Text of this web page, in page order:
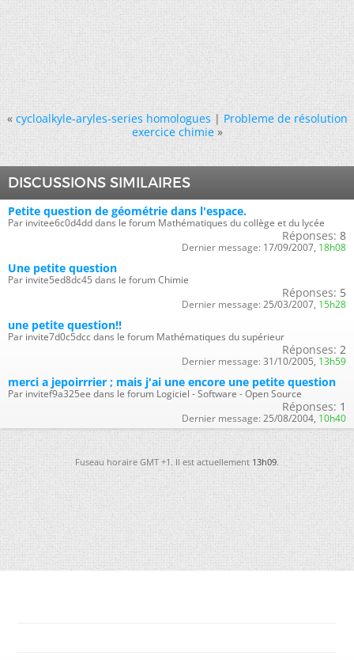
« cycloalkyle-aryles-series homologues|Probleme de résolution
exercice chimie »
DISCUSSIONS SIMILAIRES
Petite question de géométrie dans l'espace.
Par invitee6c0d4dd dans le forum Mathématiques du collège et du lycée
Réponses: 8
Dernier message: 17/09/2007, 18h08
Une petite question
Par invite5ed8dc45 dans le forum Chimie
Réponses: 5
Dernier message: 25/03/2007, 15h28
une petite question!!
Par invite7d0c5dcc dans le forum Mathématiques du supérieur
Réponses: 2
Dernier message: 31/10/2005, 13h59
merci a jepoirrrier ; mais j'ai une encore une petite question
Par invitef9a325ee dans le forum Logiciel - Software - Open Source
Réponses: 1
Dernier message: 25/08/2004, 10h40
Fuseau horaire GMT +1. Il est actuellement13h09.